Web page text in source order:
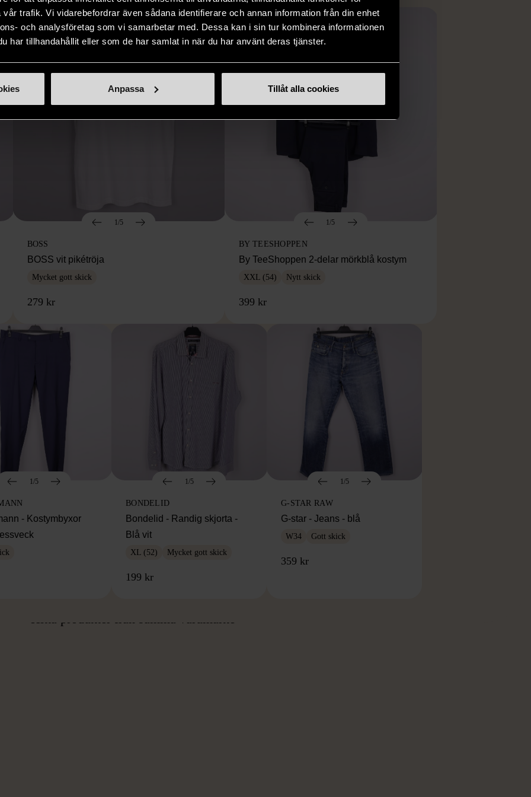
trafik. Vi vidarebefordrar även sådana identifierare och annan information från din enhet
och analysföretag som vi samarbetar med. Dessa kan i sin tur kombinera informationen
har tillhandahållit eller som de har samlat in när du har använt deras tjänster.
Anpassa Tillåt alla cookies
1/5
BOSS
BOSS vit pikétröja
Mycket gott skick
279 kr
1/5
BY TEESHOPPEN
By TeeShoppen 2-delar mörkblå kostym
XXL (54) Nytt skick
399 kr
1/5
- Kostymbyxor
1/5
BONDELID
Bondelid - Randig skjorta -
Blå vit
XL (52) Mycket gott skick
199 kr
1/5
G-STAR RAW
G-star - Jeans - blå
W34 Gott skick
359 kr
Hitta produkter från samma varumärke